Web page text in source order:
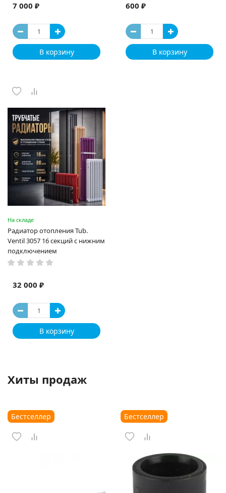
7 000 ₽
В корзину
600 ₽
В корзину
На складе
Радиатор отопления Tub.
Ventil 3057 16 секций с нижним
подключением
32 000 ₽
В корзину
Хиты продаж
Бестселлер Бестселлер